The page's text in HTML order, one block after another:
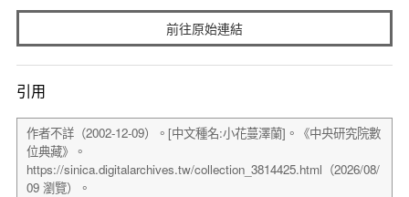
前往原始連結
引用